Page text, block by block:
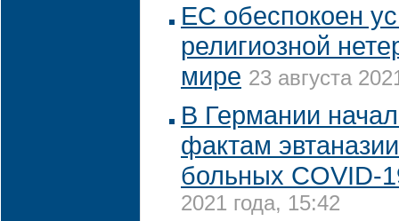
ЕС обеспокоен
религиозной
мире 23 августа
В Германии
фактам
больных COVID-
2021 года, 15:42